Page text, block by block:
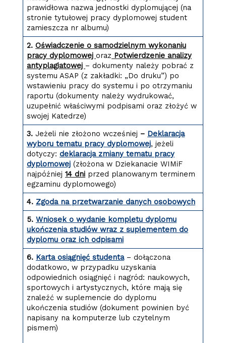
prawidłowa nazwa jednostki dyplomującej (na
stronie tytułowej pracy dyplomowej student
zamieszcza nr albumu)
2.Oświadczenie o samodzielnym wykonaniu
pracy dyplomowejoraz Potwierdzenie analizy
antyplagiatowej – dokumenty należy pobrać z
systemu ASAP (z zakładki: „Do druku”) po
wstawieniu pracy do systemu i po otrzymaniu
raportu (dokumenty należy wydrukować,
uzupełnić właściwymi podpisami oraz złożyć w
swojej Katedrze)
3. Jeżeli nie złożono wcześniej – Deklaracja
wyboru tematu pracy dyplomowej, jeżeli
dotyczy:deklaracja zmiany tematu pracy
dyplomowej (złożona w Dziekanacie WIMiF
najpóźniej14 dni przed planowanym terminem
egzaminu dyplomowego)
4. Zgoda na przetwarzanie danych osobowych
5.Wniosek o wydanie kompletu dyplomu
ukończenia studiów wraz z suplementem do
dyplomu oraz ich odpisami
6. Karta osiągnięć studenta– dołączona
dodatkowo, w przypadku uzyskania
odpowiednich osiągnięć i nagród: naukowych,
sportowych i artystycznych, które mają się
znaleźć w suplemencie do dyplomu
ukończenia studiów (dokument powinien być
napisany na komputerze lub czytelnym
pismem)